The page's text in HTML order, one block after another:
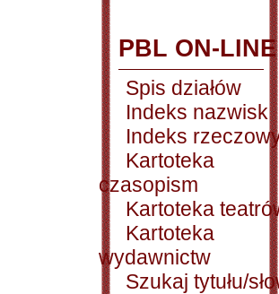
PBL ON-LINE
Spis działów
Indeks nazwisk
Indeks
Kartoteka
czasopism
Kartoteka
Kartoteka
wydawnictw
Szukaj tytułu/